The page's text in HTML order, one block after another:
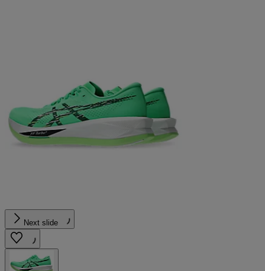
Next slide